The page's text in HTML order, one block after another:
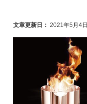
文章更新日： 2021年5月4日